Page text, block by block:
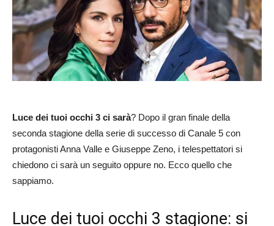
Luce dei tuoi occhi 3 ci sarà? Dopo il gran finale della
seconda stagione della serie di successo di Canale 5 con
protagonisti Anna Valle e Giuseppe Zeno, i telespettatori si
chiedono ci sarà un seguito oppure no. Ecco quello che
sappiamo.
Luce dei tuoi occhi 3 stagione: si